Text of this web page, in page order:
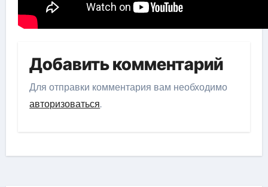
Добавить комментарий
Для отправки комментария вам необходимо
авторизоваться.